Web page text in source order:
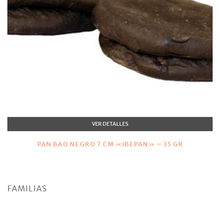
VER DETALLES
PAN BAO NEGRO 7 CM «IBEPAN» – 35 GR
FAMILIAS